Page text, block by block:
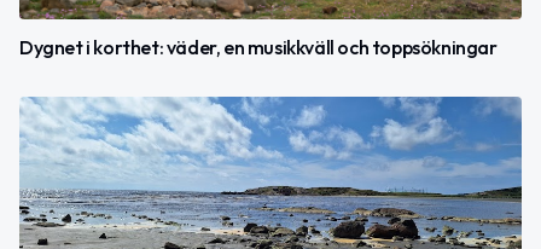
Dygnet i korthet: väder, en musikkväll och toppsökningar